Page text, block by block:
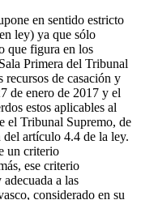
en sentido estricto
ley) ya que sólo
que figura en los
Primera del Tribunal
recursos de casación y
de enero de 2017 y el
estos aplicables al
el Tribunal Supremo, de
artículo 4.4 de la ley.
un criterio
ese criterio
a las
considerado en su